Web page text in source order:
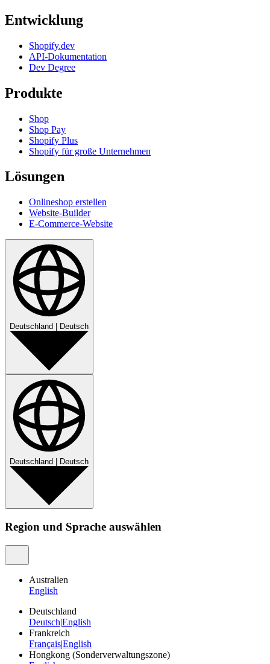
Entwicklung
Shopify.dev
API-Dokumentation
Dev Degree
Produkte
Shop
Shop Pay
Shopify Plus
Shopify für große Unternehmen
Lösungen
Onlineshop erstellen
Website-Builder
E-Commerce-Website
Deutschland Deutsch
Deutschland Deutsch
Region und Sprache auswählen
Australien
English
Deutschland
Deutsch|English
Frankreich
Français|English
Hongkong (Sonderverwaltungszone)